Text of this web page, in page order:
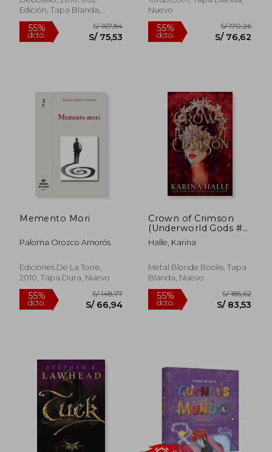
S/ 118,04
55%
dcto.
50%
dcto. S/ 50,68
55%
dcto.
Edición, Tapa Blanda,
Nuevo
Nuevo
Memento Mori
Paloma Orozco Amorós
Ediciones De La Torre,
2010, Tapa Dura, Nuevo
Crown of Crimson
(Underworld Gods #2)
(en Inglés)
Halle, Karina
Metal Blonde Books, Tapa
Blanda, Nuevo